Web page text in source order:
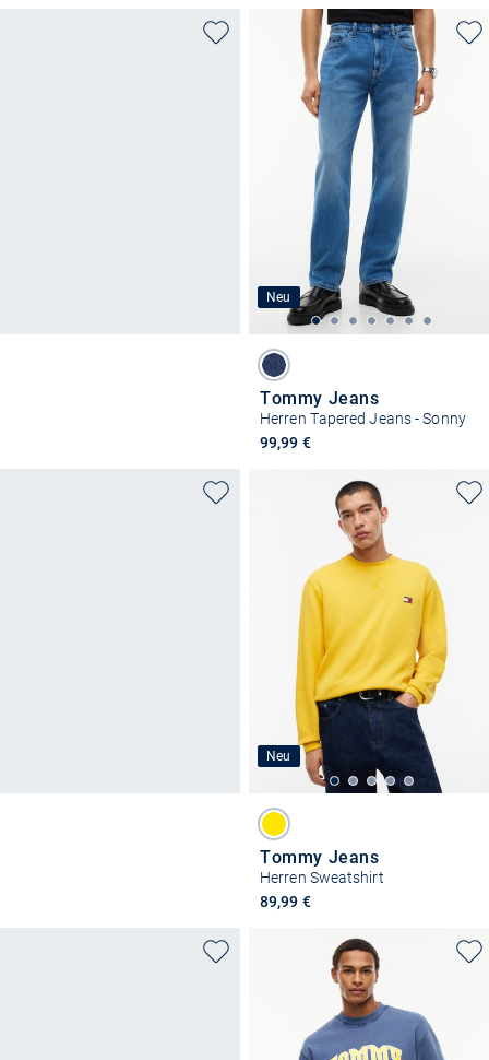
Neu
Tommy Jeans
Herren Tapered Jeans - Sonny
99,99 €
Neu
Tommy Jeans
Herren Sweatshirt
89,99 €